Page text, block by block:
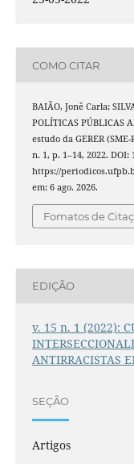
COMO CITAR
BAIÃO, Jonê Carla;
POLÍTICAS PÚBLICAS
estudo da GERER (SME-
n. 1, p. 1–14, 2022.
https://
em: 6 ago. 2026.
Fomatos de
EDIÇÃO
v. 15 n. 1 (2022):
ANTIRRACISTAS
SEÇÃO
Artigos